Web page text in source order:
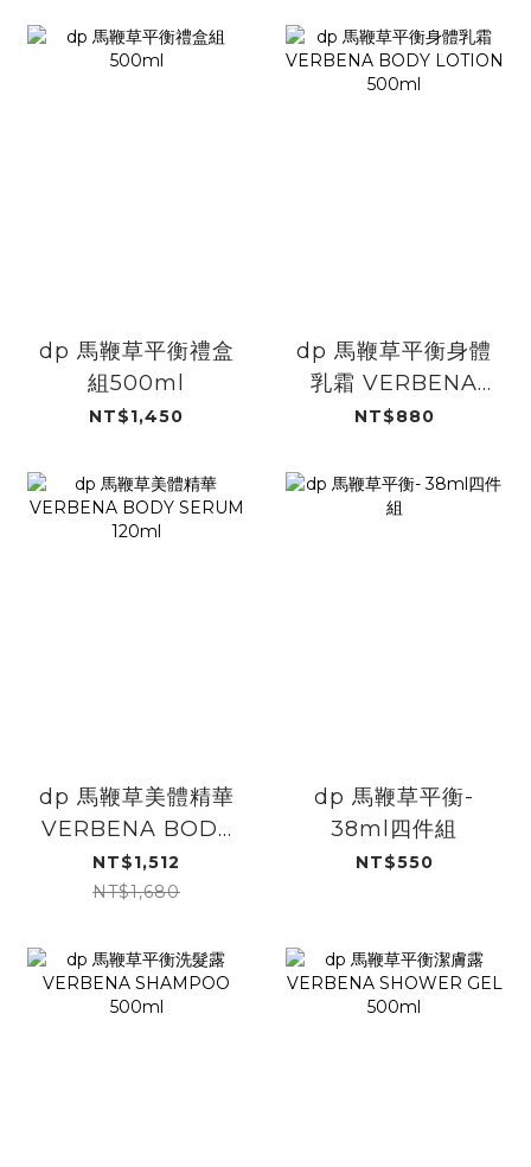
dp 馬鞭草平衡禮盒
組500ml
NT$1,450
dp 馬鞭草平衡身體
乳霜 VERBENA
BODY LOTION
NT$880
dp 馬鞭草美體精華
VERBENA BODY
SERUM 120ml
NT$1,512
NT$1,680
dp 馬鞭草平衡-
38ml四件組
NT$550